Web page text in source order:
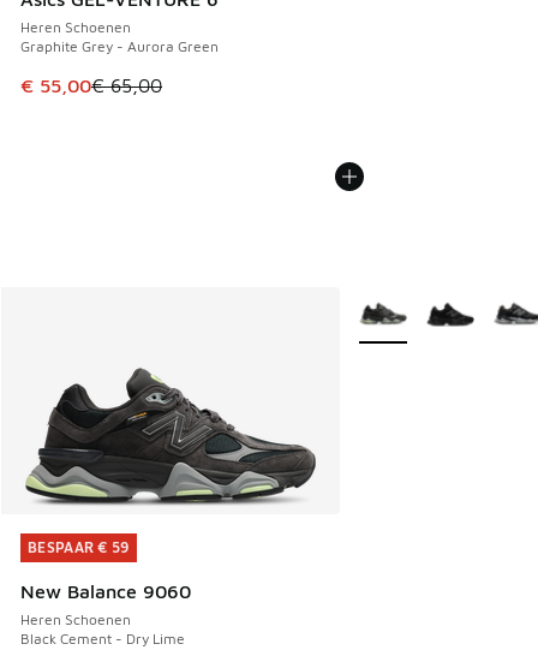
Heren Schoenen
Graphite Grey - Aurora Green
Dit artikel is in de uitverkoop. Dit artikel is in de
€ 55,00€ 65,00
BESPAAR € 59
New Balance 9060
Heren Schoenen
Black Cement - Dry Lime
BESPAAR € 59
Meer kleuren